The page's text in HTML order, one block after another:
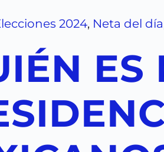
2024, Neta del día